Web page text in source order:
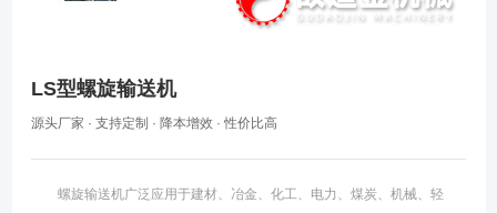
LS型螺旋输送机
源头厂家 · 支持定制 · 降本增效 · 性价比高
螺旋输送机广泛应用于建材、冶金、化工、电力、煤炭、机械、轻